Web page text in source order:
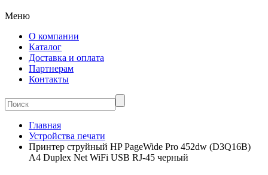
Меню
О компании
Каталог
Доставка и оплата
Партнерам
Контакты
Главная
Устройства печати
Принтер струйный HP PageWide Pro 452dw (D3Q16B)
A4 Duplex Net WiFi USB RJ-45 черный